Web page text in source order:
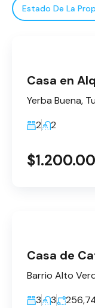
Estado De La
Yerba Buena,
2
2
3
3